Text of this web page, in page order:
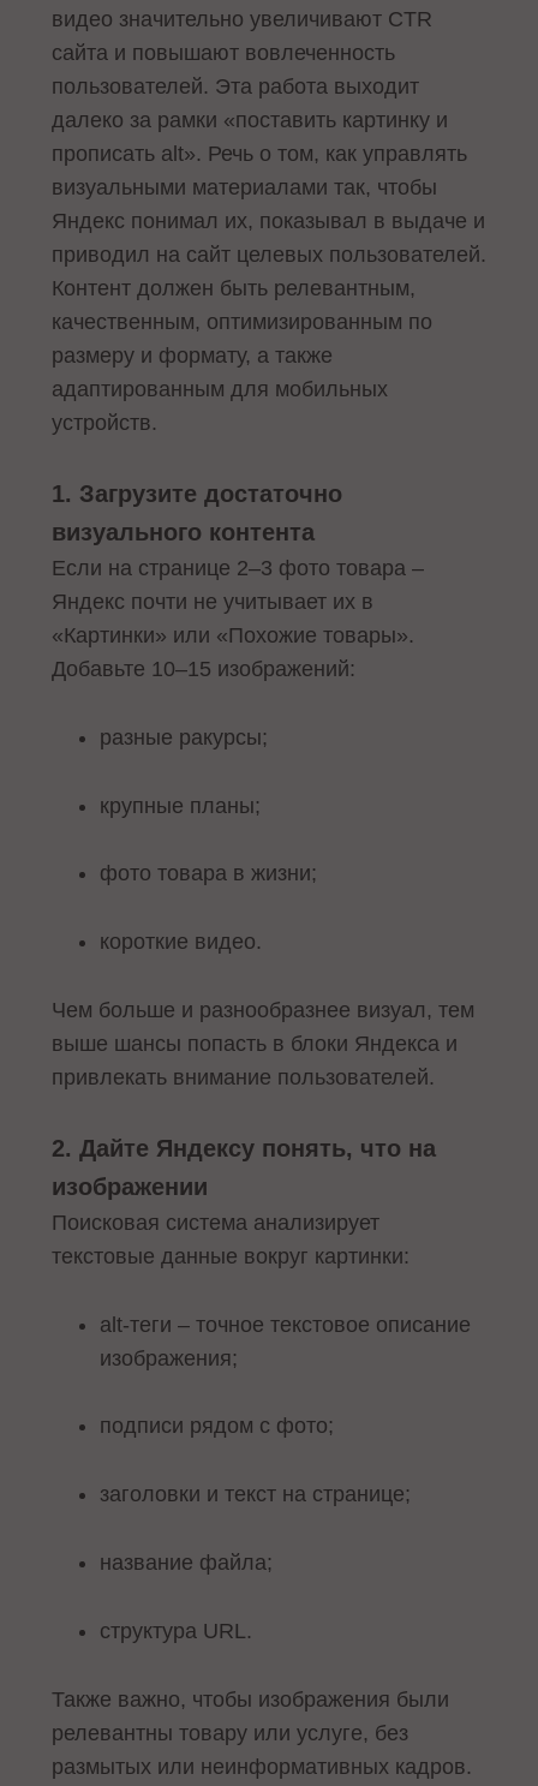
видео значительно увеличивают CTR
сайта и повышают вовлеченность
пользователей. Эта работа выходит
далеко за рамки «поставить картинку и
прописать alt». Речь о том, как управлять
визуальными материалами так, чтобы
Яндекс понимал их, показывал в выдаче и
приводил на сайт целевых пользователей.
Контент должен быть релевантным,
качественным, оптимизированным по
размеру и формату, а также
адаптированным для мобильных
устройств.
1. Загрузите достаточно
визуального контента
Если на странице 2–3 фото товара –
Яндекс почти не учитывает их в
«Картинки» или «Похожие товары».
Добавьте 10–15 изображений:
разные ракурсы;
крупные планы;
фото товара в жизни;
короткие видео.
Чем больше и разнообразнее визуал, тем
выше шансы попасть в блоки Яндекса и
привлекать внимание пользователей.
2. Дайте Яндексу понять, что на
изображении
Поисковая система анализирует
текстовые данные вокруг картинки:
alt-теги – точное текстовое описание
изображения;
подписи рядом с фото;
заголовки и текст на странице;
название файла;
структура URL.
Также важно, чтобы изображения были
релевантны товару или услуге, без
размытых или неинформативных кадров.